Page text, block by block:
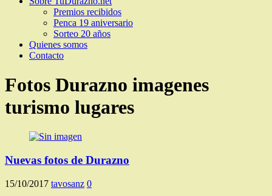
Premios recibidos
Penca 19 aniversario
Sorteo 20 años
Quienes somos
Contacto
Fotos Durazno imagenes
turismo lugares
Nuevas fotos de Durazno
15/10/2017 tavosanz 0